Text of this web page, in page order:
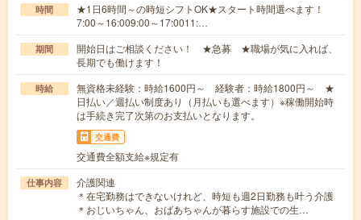
時間
★1日6時間～の時短シフトOK★スタート時間選べます！
7:00～16:009:00～17:0011:…
期間
開始日はご相談ください！ ★急募 ★職場が気に入れば、
長期でも働けます！
時給
無資格未経験：時給1600円～ 経験者：時給1800円～ ★
日払い／週払い制度あり（月払いも選べます）※稼働開始時
は手続き完了次第のお支払いとなります。
交通費
交通費全額支給※規定有
仕事内容
介護関連
＊在宅勤務はできないけれど、時短も週2日勤務も叶う介護
＊おじいちゃん、おばあちゃんが暮らす施設での生…